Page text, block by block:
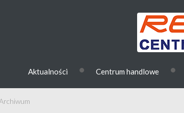
Aktualności • Centrum handlowe •